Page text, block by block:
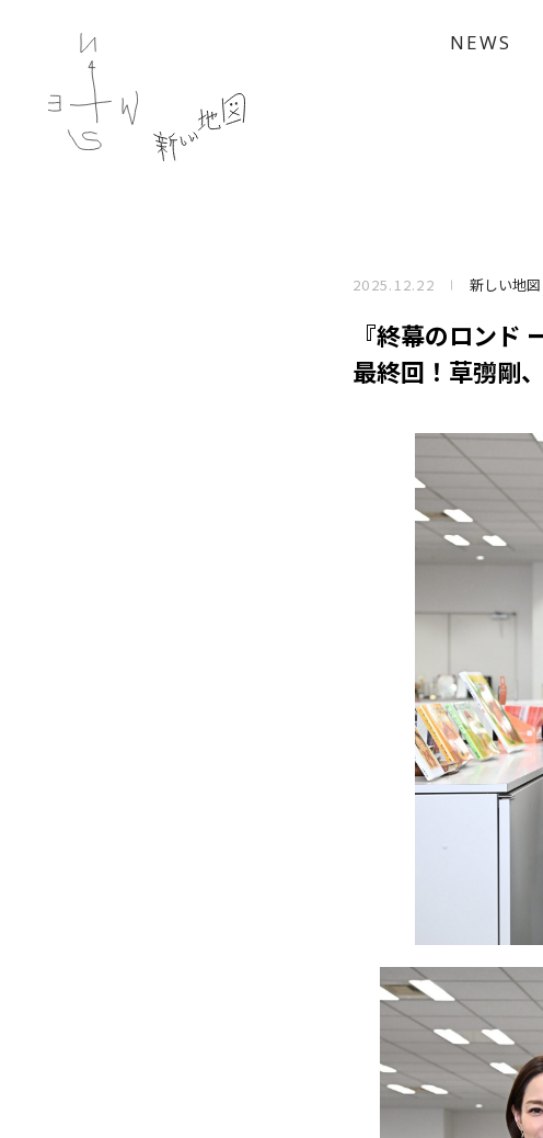
NEWS
2025.12.22 新しい地図
『終幕のロンド
最終回！草彅剛